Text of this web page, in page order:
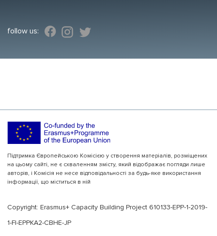
follow us:
Підтримка Європейською Комісією у створення матеріалів, розміщених
на цьому сайті, не є схваленням змісту, який відображає погляди лише
авторів, і Комісія не несе відповідальності за будь-яке використання
інформації, що міститься в ній
Copyright: Erasmus+ Capacity Building Project 610133-EPP-1-2019-
1-FI-EPPKA2-CBHE-JP